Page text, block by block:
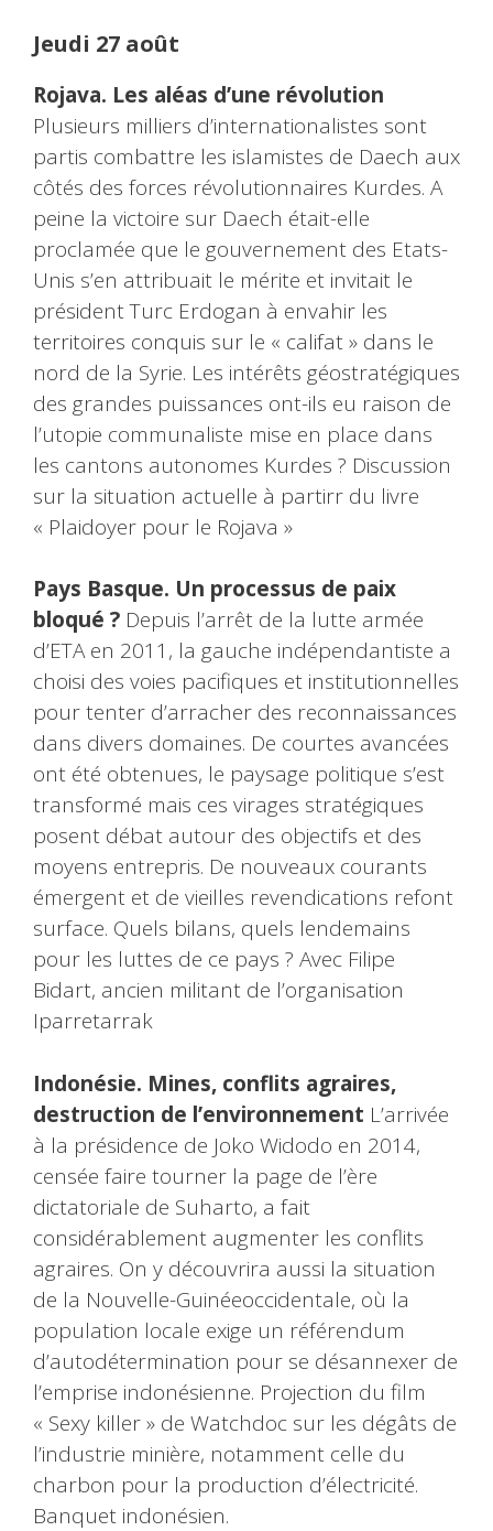
Jeudi 27 août
Rojava. Les aléas d’une révolution
Plusieurs milliers d’internationalistes sont
partis combattre les islamistes de Daech aux
côtés des forces révolutionnaires Kurdes. A
peine la victoire sur Daech était-elle
proclamée que le gouvernement des Etats-
Unis s’en attribuait le mérite et invitait le
président Turc Erdogan à envahir les
territoires conquis sur le « califat » dans le
nord de la Syrie. Les intérêts géostratégiques
des grandes puissances ont-ils eu raison de
l’utopie communaliste mise en place dans
les cantons autonomes Kurdes ? Discussion
sur la situation actuelle à partirr du livre
« Plaidoyer pour le Rojava »
Pays Basque. Un processus de paix
bloqué ? Depuis l’arrêt de la lutte armée
d’ETA en 2011, la gauche indépendantiste a
choisi des voies pacifiques et institutionnelles
pour tenter d’arracher des reconnaissances
dans divers domaines. De courtes avancées
ont été obtenues, le paysage politique s’est
transformé mais ces virages stratégiques
posent débat autour des objectifs et des
moyens entrepris. De nouveaux courants
émergent et de vieilles revendications refont
surface. Quels bilans, quels lendemains
pour les luttes de ce pays ? Avec Filipe
Bidart, ancien militant de l’organisation
Iparretarrak
Indonésie. Mines, conflits agraires,
destruction de l’environnement L’arrivée
à la présidence de Joko Widodo en 2014,
censée faire tourner la page de l’ère
dictatoriale de Suharto, a fait
considérablement augmenter les conflits
agraires. On y découvrira aussi la situation
de la Nouvelle-Guinéeoccidentale, où la
population locale exige un référendum
d’autodétermination pour se désannexer de
l’emprise indonésienne. Projection du film
« Sexy killer » de Watchdoc sur les dégâts de
l’industrie minière, notamment celle du
charbon pour la production d’électricité.
Banquet indonésien.